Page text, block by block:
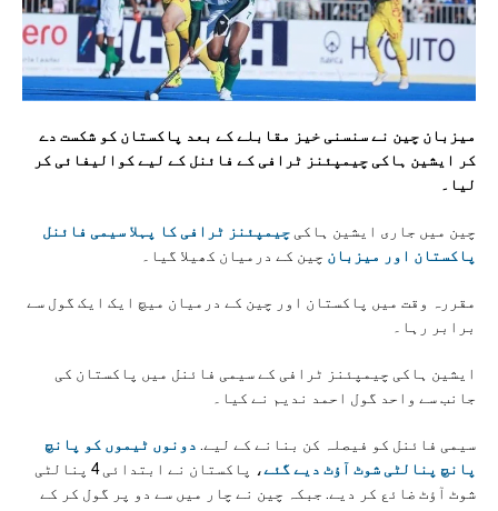
میزبان چین نے سنسنی خیز مقابلے کے بعد پاکستان کو شکست دے
کر ایشین ہاکی چیمپئنز ٹرافی کے فائنل کے لیے کوالیفائی کر
لیا۔
چین میں جاری ایشین ہاکی چیمپئنز ٹرافی کا پہلا سیمی فائنل
پاکستان اور میزبان چین کے درمیان کھیلا گیا۔
مقررہ وقت میں پاکستان اور چین کے درمیان میچ ایک ایک گول سے
برابر رہا۔
ایشین ہاکی چیمپئنز ٹرافی کے سیمی فائنل میں پاکستان کی
جانب سے واحد گول احمد ندیم نے کیا۔
سیمی فائنل کو فیصلہ کن بنانے کے لیے. دونوں ٹیموں کو پانچ
پانچ پنالٹی شوٹ آؤٹ دیے گئے
، پاکستان نے ابتدائی 4 پنالٹی
شوٹ آؤٹ ضائع کر دیے. جبکہ چین نے چار میں سے دو پر گول کر کے